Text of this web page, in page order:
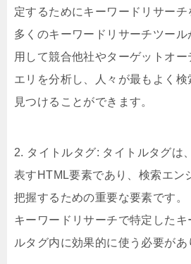
定するためにキーワードリサーチ
多くのキーワードリサーチツー
用して競合他社やターゲットオー
エリを分析し、人々が最もよく
見つけることができます。
2. タイトルタグ: タイトルタグは
表すHTML要素であり、検索エン
把握するための重要な要素です。
キーワードリサーチで特定したキ
ルタグ内に効果的に使う必要があ